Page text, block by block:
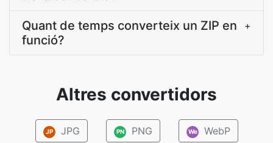
Quant de temps converteix un ZIP en
funció?
+
Altres convertidors
JP JPG PN PNG We WebP